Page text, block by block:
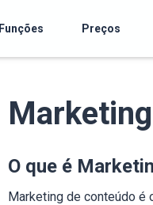
Funções Preços
O que é
Marketing de conteúdo é